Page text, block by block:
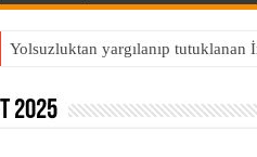
Yolsuzluktan yargılanıp tutuklanan
2025